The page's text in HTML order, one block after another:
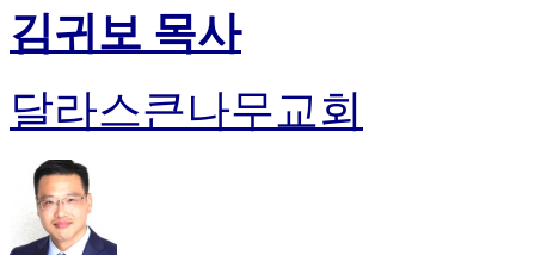
렌
트
이
트
후
김귀보 목사
달라스큰나무교회